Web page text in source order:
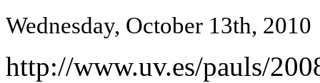
Wednesday, October 13th, 2010
http://www.uv.es/pauls/